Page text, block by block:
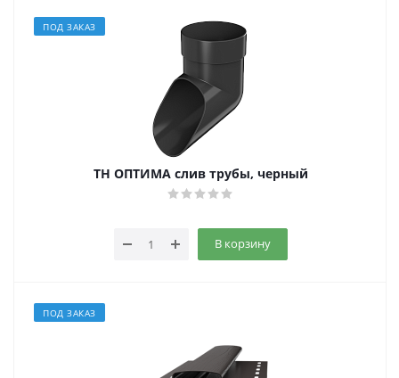
ПОД ЗАКАЗ
ТН ОПТИМА слив трубы, черный
В корзину
ПОД ЗАКАЗ